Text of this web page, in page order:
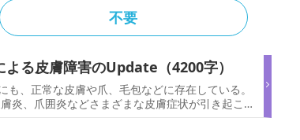
不要
医療知見を得ることができます。
よる皮膚障害のUpdate（4200字）
、正常な皮膚や爪、毛包などに存在している。
炎、爪囲炎などさまざまな皮膚症状が引き起こさ
て行われた教育講演の中で、藤